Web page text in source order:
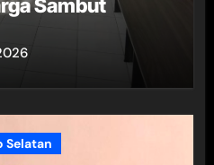
Sambut
Selatan